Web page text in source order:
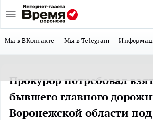
Мы в ВКонтакте Мы в Telegram
Прокурор потребовал
бывшего главного
Воронежской области